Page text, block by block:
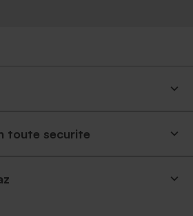
toute securite